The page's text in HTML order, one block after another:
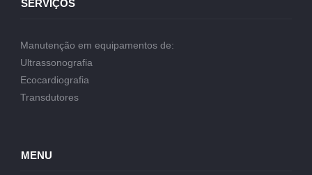
SERVIÇOS
Manutenção em equipamentos de:
Ultrassonografia
Ecocardiografia
Transdutores
MENU